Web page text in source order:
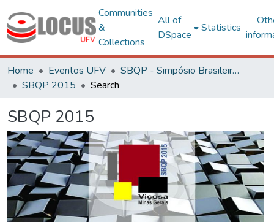
Communities
&
Collections
All of
DSpace
Statistics
Home Eventos UFV
SBQP - Simpósio Brasileiro de Qualidade do Projeto no Ambiente Construído
SBQP 2015
Search
SBQP 2015